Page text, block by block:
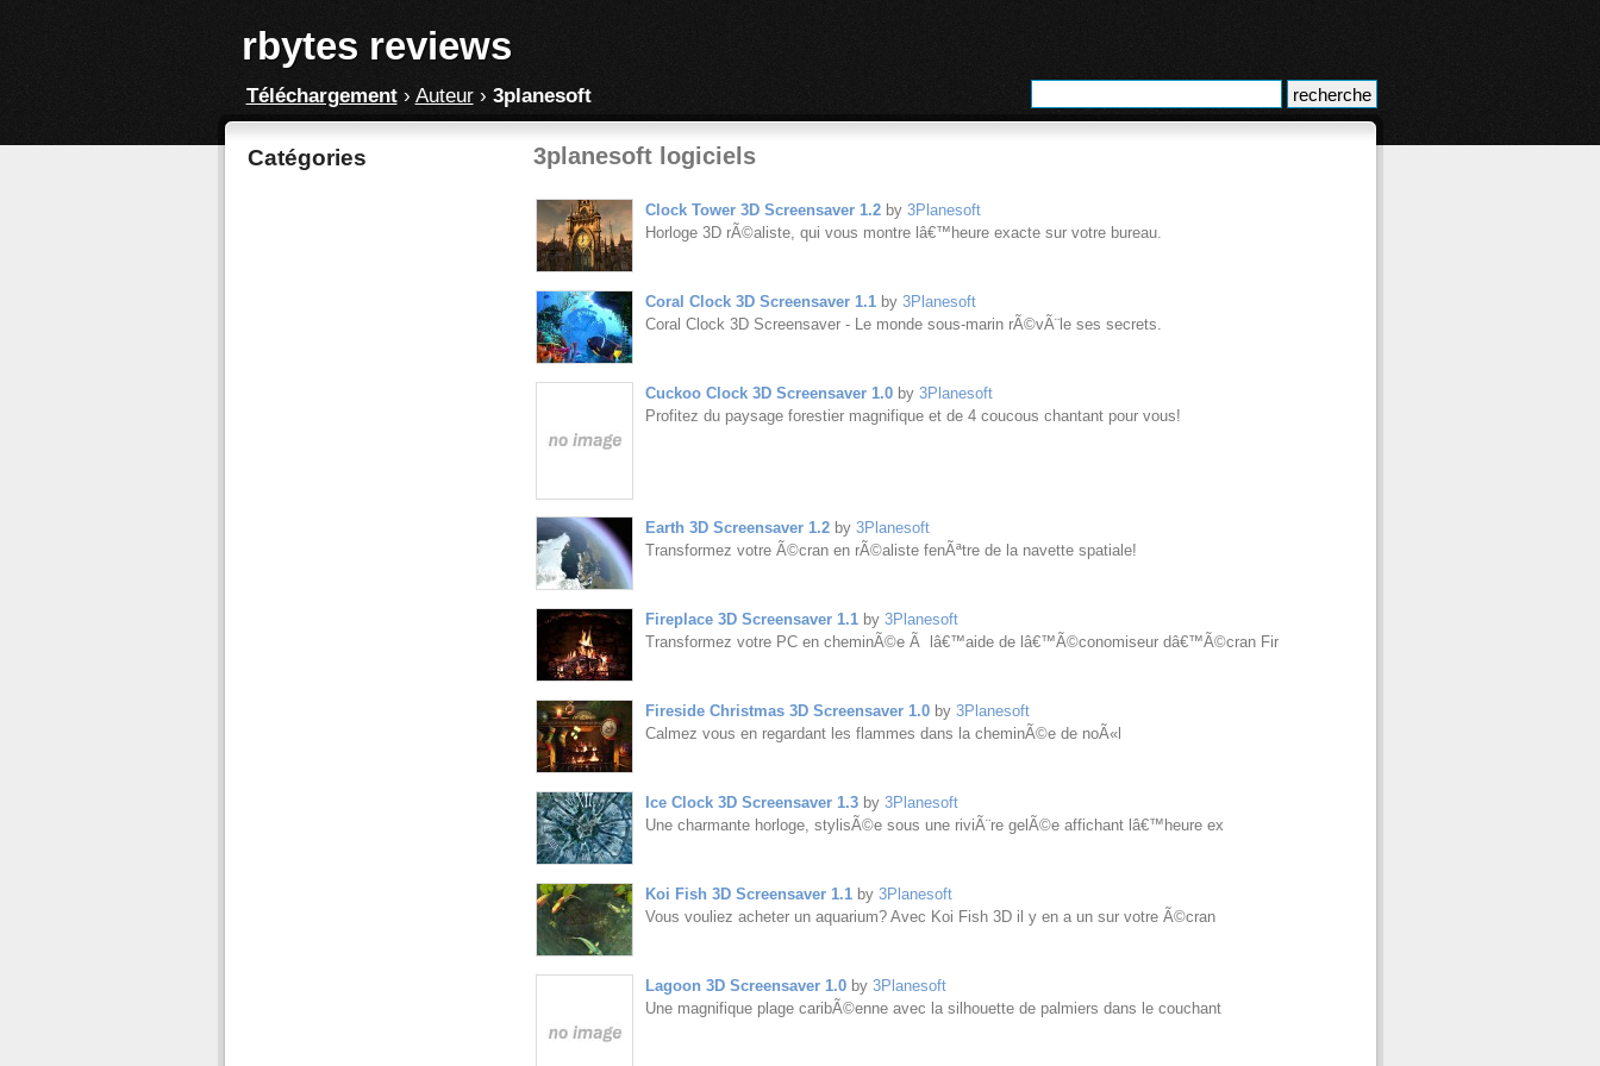
rbytes reviews
Téléchargement› Auteur› 3planesoft
Catégories 3planesoft logiciels
Clock Tower 3D Screensaver 1.2by 3Planesoft
Horloge 3D rÃ©aliste, qui vous montre lâ€™heure exacte sur votre bureau.
Coral Clock 3D Screensaver 1.1by 3Planesoft
Coral Clock 3D Screensaver - Le monde sous-marin rÃ©vÃ¨le ses secrets.
Cuckoo Clock 3D Screensaver 1.0by 3Planesoft
Profitez du paysage forestier magnifique et de 4 coucous chantant pour vous!
Earth 3D Screensaver 1.2by 3Planesoft
Transformez votre Ã©cran en rÃ©aliste fenÃªtre de la navette spatiale!
Fireplace 3D Screensaver 1.1by 3Planesoft
Transformez votre PC en cheminÃ©e Ã lâ€™aide de lâ€™Ã©conomiseur dâ€™Ã©cran Fir
Fireside Christmas 3D Screensaver 1.0by 3Planesoft
Calmez vous en regardant les flammes dans la cheminÃ©e de noÃ«l
Ice Clock 3D Screensaver 1.3by 3Planesoft
Une charmante horloge, stylisÃ©e sous une riviÃ¨re gelÃ©e affichant lâ€™heure ex
Koi Fish 3D Screensaver 1.1by 3Planesoft
Vous vouliez acheter un aquarium? Avec Koi Fish 3D il y en a un sur votre Ã©cran
Lagoon 3D Screensaver 1.0by 3Planesoft
Une magnifique plage caribÃ©enne avec la silhouette de palmiers dans le couchant